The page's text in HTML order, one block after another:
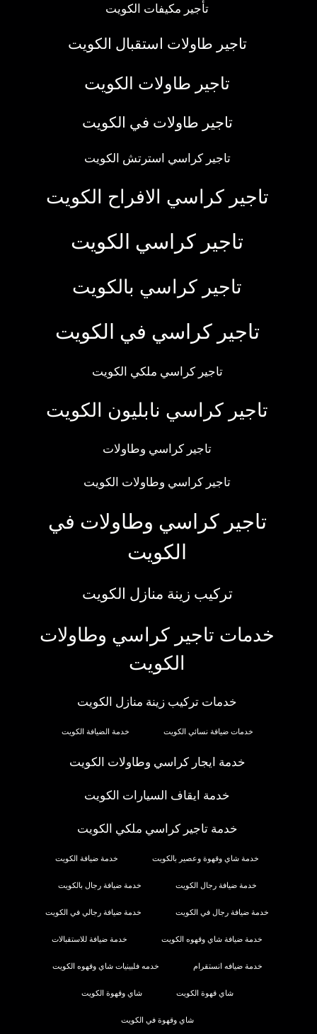
تأجير مكيفات الكويت
تاجير طاولات استقبال الكويت
تاجير طاولات الكويت
تاجير طاولات في الكويت
تاجير كراسي استرتش الكويت
تاجير كراسي الافراح الكويت
تاجير كراسي الكويت
تاجير كراسي بالكويت
تاجير كراسي في الكويت
تاجير كراسي ملكي الكويت
تاجير كراسي نابليون الكويت
تاجير كراسي وطاولات
تاجير كراسي وطاولات الكويت
تاجير كراسي وطاولات في
الكويت
تركيب زينة منازل الكويت
خدمات تاجير كراسي وطاولات
الكويت
خدمات تركيب زينة منازل الكويت
خدمات ضيافة نسائي الكويت خدمة الضيافة الكويت
خدمة ايجار كراسي وطاولات الكويت
خدمة ايقاف السيارات الكويت
خدمة تاجير كراسي ملكي الكويت
خدمة شاي وقهوة وعصير بالكويت خدمة ضيافة الكويت
خدمة ضيافة رجال الكويت خدمة ضيافة رجال بالكويت
خدمة ضيافة رجال في الكويت خدمة ضيافة رجالي في الكويت
خدمة ضيافة شاي وقهوه الكويت خدمة ضيافة للاستقبالات
خدمة ضيافه انستقرام خدمه فلبينيات شاي وقهوه الكويت
شاي قهوة الكويت شاي وقهوة الكويت
شاي وقهوة في الكويت